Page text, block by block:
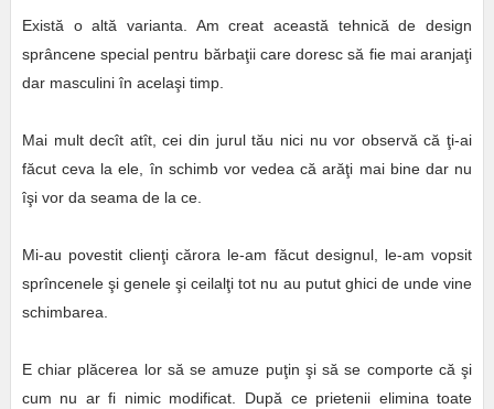
Există o altă varianta. Am creat această tehnică de design
sprâncene special pentru bărbaţii care doresc să fie mai aranjaţi
dar masculini în acelaşi timp.
Mai mult decît atît, cei din jurul tău nici nu vor observă că ţi-ai
făcut ceva la ele, în schimb vor vedea că arăţi mai bine dar nu
îşi vor da seama de la ce.
Mi-au povestit clienţi cărora le-am făcut designul, le-am vopsit
sprîncenele şi genele şi ceilalţi tot nu au putut ghici de unde vine
schimbarea.
E chiar plăcerea lor să se amuze puţin şi să se comporte că şi
cum nu ar fi nimic modificat. După ce prietenii elimina toate